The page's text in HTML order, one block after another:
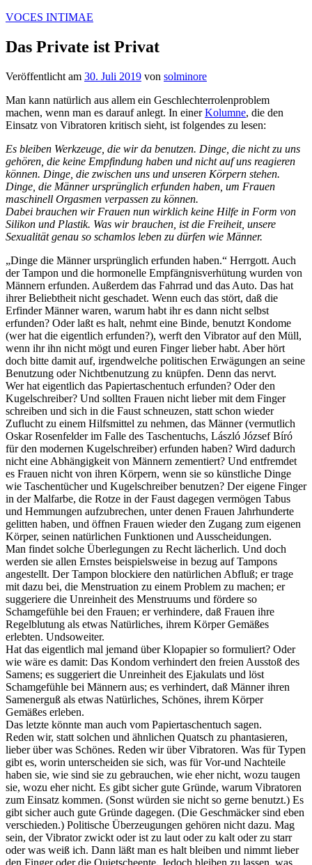
Zum
springen
VOCES INTIMAE
Das Private ist Privat
Veröffentlicht am 30. Juli 2019 von solminore
Man kann natürlich aus allem ein Geschlechterrolenproblem
machen, wenn man es darauf anlegt. In einerKolumne, die den
Einsatz von Vibratoren kritisch sieht, ist folgendes zu lesen:
Es bleiben Werkzeuge, die wir da benutzen. Dinge, die nicht zu uns
gehören, die keine Empfindung haben und nicht auf uns reagieren
können. Dinge, die zwischen uns und unseren Körpern stehen.
Dinge, die Männer ursprünglich erfunden haben, um Frauen
maschinell Orgasmen verpassen zu können.
Dabei brauchen wir Frauen nun wirklich keine Hilfe in Form von
Silikon und Plastik. Was wir brauchen, ist die Freiheit, unsere
Sexualität genau so schamlos leben zu dürfen wie Männer.
„Dinge die Männer ursprünglich erfunden haben.“ Herrgott. Auch
der Tampon und die hormonelle Empfängnisverhütung wurden von
Männern erfunden. Außerdem das Fahrrad und das Auto. Das hat
ihrer Beliebtheit nicht geschadet. Wenn euch das stört, daß die
Erfinder Männer waren, warum habt ihr es dann nicht selbst
erfunden? Oder laßt es halt, nehmt eine Binde, benutzt Kondome
(wer hat die eigentlich erfunden?), werft den Vibrator auf den Müll,
wenn ihr ihn nicht mögt und euren Finger lieber habt. Aber hört
doch bitte damit auf, irgendwelche politischen Erwägungen an seine
Benutzung oder Nichtbenutzung zu knüpfen. Denn das nervt.
Wer hat eigentlich das Papiertaschentuch erfunden? Oder den
Kugelschreiber? Und sollten Frauen nicht lieber mit dem Finger
schreiben und sich in die Faust schneuzen, statt schon wieder
Zuflucht zu einem Hilfsmittel zu nehmen, das Männer (vermutlich
Oskar Rosenfelder im Falle des Taschentuchs, László József Bíró
für den modernen Kugelschreiber) erfunden haben? Wird dadurch
nicht eine Abhängigkeit von Männern zementiert? Und entfremdet
es Frauen nicht von ihren Körpern, wenn sie so künstliche Dinge
wie Taschentücher und Kugelschreiber benutzen? Der eigene Finger
in der Malfarbe, die Rotze in der Faust dagegen vermögen Tabus
und Hemmungen aufzubrechen, unter denen Frauen Jahrhunderte
gelitten haben, und öffnen Frauen wieder den Zugang zum eigenen
Körper, seinen natürlichen Funktionen und Ausscheidungen.
Man findet solche Überlegungen zu Recht lächerlich. Und doch
werden sie allen Ernstes beispielsweise in bezug auf Tampons
angestellt. Der Tampon blockiere den natürlichen Abfluß; er trage
mit dazu bei, die Menstruation zu einem Problem zu machen; er
suggeriere die Unreinheit des Menstruums und fördere so
Schamgefühle bei den Frauen; er verhindere, daß Frauen ihre
Regelblutung als etwas Natürliches, ihrem Körper Gemäßes
erlebten. Undsoweiter.
Hat das eigentlich mal jemand über Klopapier so formuliert? Oder
wie wäre es damit: Das Kondom verhindert den freien Ausstoß des
Samens; es suggeriert die Unreinheit des Ejakulats und löst
Schamgefühle bei Männern aus; es verhindert, daß Männer ihren
Samenerguß als etwas Natürliches, Schönes, ihrem Körper
Gemäßes erleben.
Das letzte könnte man auch vom Papiertaschentuch sagen.
Reden wir, statt solchen und ähnlichen Quatsch zu phantasieren,
lieber über was Schönes. Reden wir über Vibratoren. Was für Typen
gibt es, worin unterscheiden sie sich, was für Vor-und Nachteile
haben sie, wie sind sie zu gebrauchen, wie eher nicht, wozu taugen
sie, wozu eher nicht. Es gibt sicher gute Gründe, warum Vibratoren
zum Einsatz kommen. (Sonst würden sie nicht so gerne benutzt.) Es
gibt sicher auch gute Gründe dagegen. (Die Geschmäcker sind eben
verschieden.) Politische Überzeugungen gehören nicht dazu. Mag
sein, der Vibrator zwickt oder ist zu laut oder zu kalt oder zu starr
oder was weiß ich. Dann läßt man es halt bleiben und nimmt lieber
den Finger oder die Quietscheente. Jedoch bleiben zu lassen, was